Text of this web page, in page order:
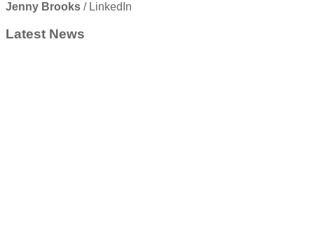
Jenny Brooks / LinkedIn
Latest News